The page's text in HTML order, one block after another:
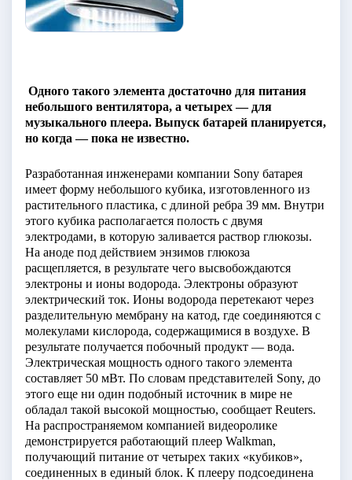
Одного такого элемента достаточно для питания
небольшого вентилятора, а четырех — для
музыкального плеера. Выпуск батарей планируется,
но когда — пока не известно.
Разработанная инженерами компании Sony батарея
имеет форму небольшого кубика, изготовленного из
растительного пластика, с длиной ребра 39 мм. Внутри
этого кубика располагается полость с двумя
электродами, в которую заливается раствор глюкозы.
На аноде под действием энзимов глюкоза
расщепляется, в результате чего высвобождаются
электроны и ионы водорода. Электроны образуют
электрический ток. Ионы водорода перетекают через
разделительную мембрану на катод, где соединяются с
молекулами кислорода, содержащимися в воздухе. В
результате получается побочный продукт — вода.
Электрическая мощность одного такого элемента
составляет 50 мВт. По словам представителей Sony, до
этого еще ни один подобный источник в мире не
обладал такой высокой мощностью, сообщает Reuters.
На распространяемом компанией видеоролике
демонстрируется работающий плеер Walkman,
получающий питание от четырех таких «кубиков»,
соединенных в единый блок. К плееру подсоединена